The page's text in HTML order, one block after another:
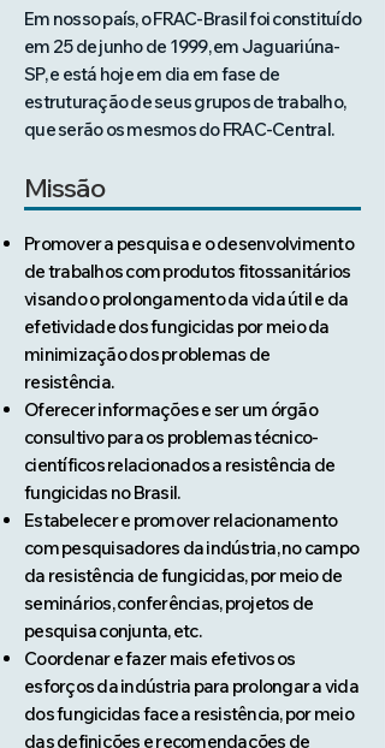
Em nosso país, o FRAC-Brasil foi constituído
em 25 de junho de 1999, em Jaguariúna-
SP, e está hoje em dia em fase de
estruturação de seus grupos de trabalho,
que serão os mesmos do FRAC-Central.
Missão
Promover a pesquisa e o desenvolvimento
de trabalhos com produtos fitossanitários
visando o prolongamento da vida útil e da
efetividade dos fungicidas por meio da
minimização dos problemas de
resistência.
Oferecer informações e ser um órgão
consultivo para os problemas técnico-
científicos relacionados a resistência de
fungicidas no Brasil.
Estabelecer e promover relacionamento
com pesquisadores da indústria, no campo
da resistência de fungicidas, por meio de
seminários, conferências, projetos de
pesquisa conjunta, etc.
Coordenar e fazer mais efetivos os
esforços da indústria para prolongar a vida
dos fungicidas face a resistência, por meio
das definições e recomendações de